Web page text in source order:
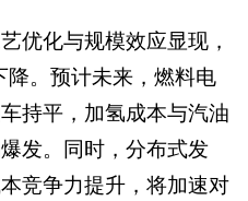
优化与规模效应显现，
降。预计未来，燃料电
持平，加氢成本与汽油
发。同时，分布式发
竞争力提升，将加速对